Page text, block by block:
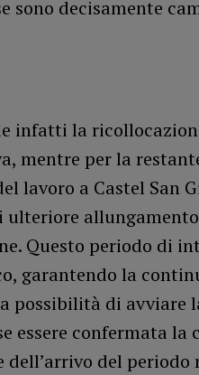
sono decisamente
infatti la
mentre per la
lavoro a Castel San
ulteriore
Questo periodo di
garantendo la
possibilità di avviare
essere confermata la
dell’arrivo del